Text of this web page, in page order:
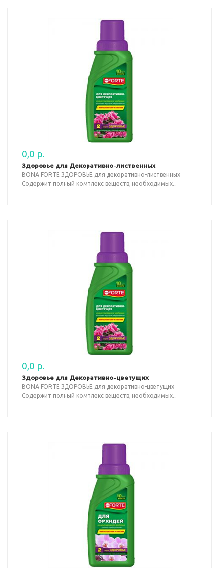
0,0 р.
Здоровье для Декоративно-лиственных
BONA FORTE ЗДОРОВЬЕ для декоративно-лиственных
Содержит полный комплекс веществ, необходимых...
0,0 р.
Здоровье для Декоративно-цветущих
BONA FORTE ЗДОРОВЬЕ для декоративно-цветущих
Содержит полный комплекс веществ, необходимых...